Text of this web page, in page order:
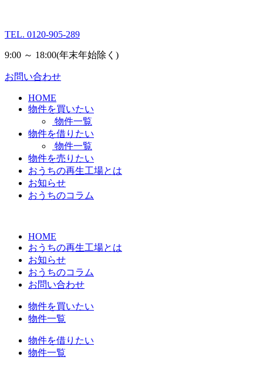
TEL. 0120-905-289
9:00 ～ 18:00(年末年始除く)
お問い合わせ
HOME
物件を買いたい
物件一覧
物件を借りたい
物件一覧
物件を売りたい
おうちの再生工場とは
お知らせ
おうちのコラム
HOME
おうちの再生工場とは
お知らせ
おうちのコラム
お問い合わせ
物件を買いたい
物件一覧
物件を借りたい
物件一覧